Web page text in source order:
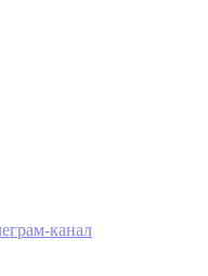
канал